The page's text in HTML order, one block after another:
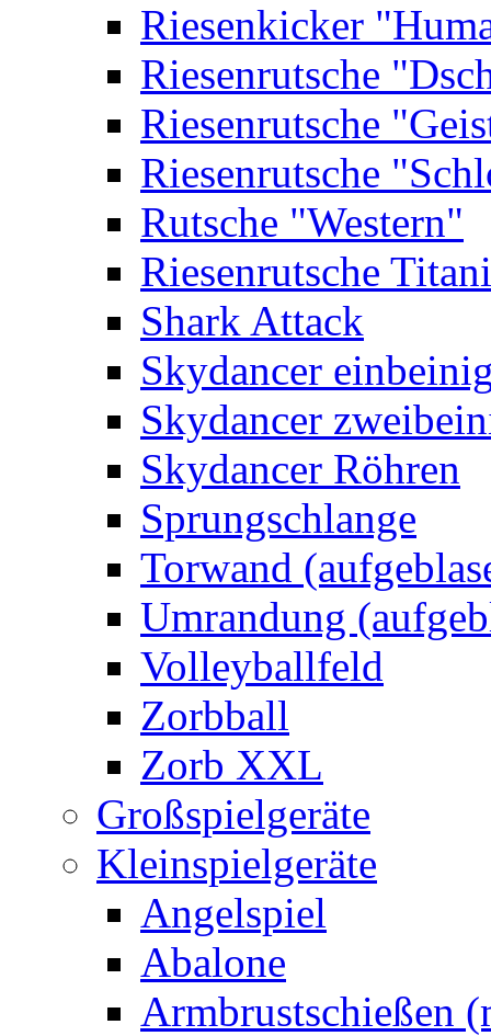
Riesenkicker
Riesenrutsche
Riesenrutsche
Riesenrutsche
Rutsche "Western"
Riesenrutsche
Shark Attack
Skydancer
Skydancer
Skydancer Röhren
Sprungschlange
Torwand
Umrandung
Volleyballfeld
Zorbball
Zorb XXL
Großspielgeräte
Kleinspielgeräte
Angelspiel
Abalone
Armbrustschießen